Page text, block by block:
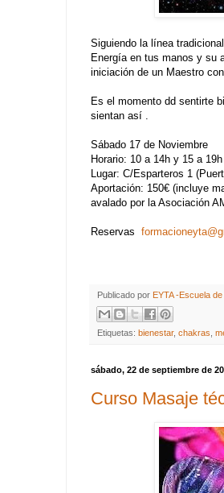
Siguiendo la línea
Energía en tus manos y su
iniciación de un Maestro con
Es el momento dd sentirte
sientan así .
Sábado 17 de Noviembre
Horario: 10 a 14h y 15 a 19h
Lugar: C/Esparteros 1
Aportación: 150€ (incluye
avalado por la Asociación
Reservas
Publicado por EYTA -Escuela
Etiquetas: bienestar, chakras
sábado, 22 de septiembre de
Curso Masaje